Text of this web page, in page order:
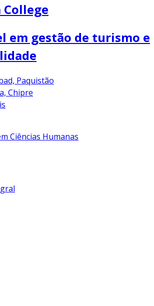
College
em gestão de turismo e
Paquistão
Chipre
Ciências Humanas